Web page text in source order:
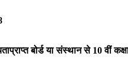
बोर्ड या संस्थान से 10 वीं